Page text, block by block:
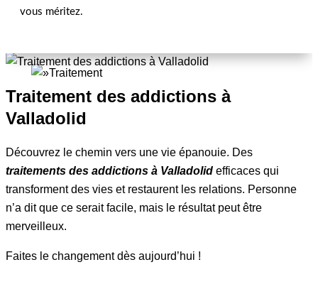
vous méritez.
Surmonter les Addictions à
Traitement des addictions à
Valladolid
Découvrez le chemin vers une vie épanouie. Des
traitements des addictions à Valladolid efficaces qui
transforment des vies et restaurent les relations. Personne
n’a dit que ce serait facile, mais le résultat peut être
merveilleux.
Faites le changement dès aujourd’hui !